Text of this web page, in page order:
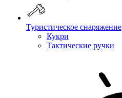
Туристическое снаряжение
Кукри
Тактические ручки